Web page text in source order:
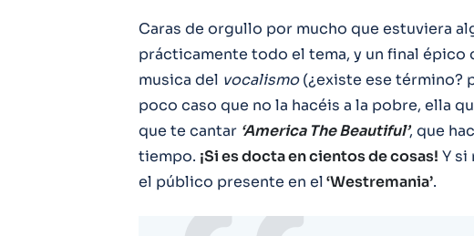
Caras de orgullo por mucho que estuviera
prácticamente todo el tema, y un final épico
musica del vocalismo(¿existe ese término?
poco caso que no la hacéis a la pobre, ella
que te cantar ‘America The Beautiful’, que
tiempo. ¡Si es docta en cientos de cosas! Y si
el público presente en el‘Westremania’.